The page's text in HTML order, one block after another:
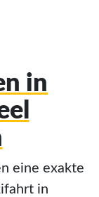
in
eine exakte
in